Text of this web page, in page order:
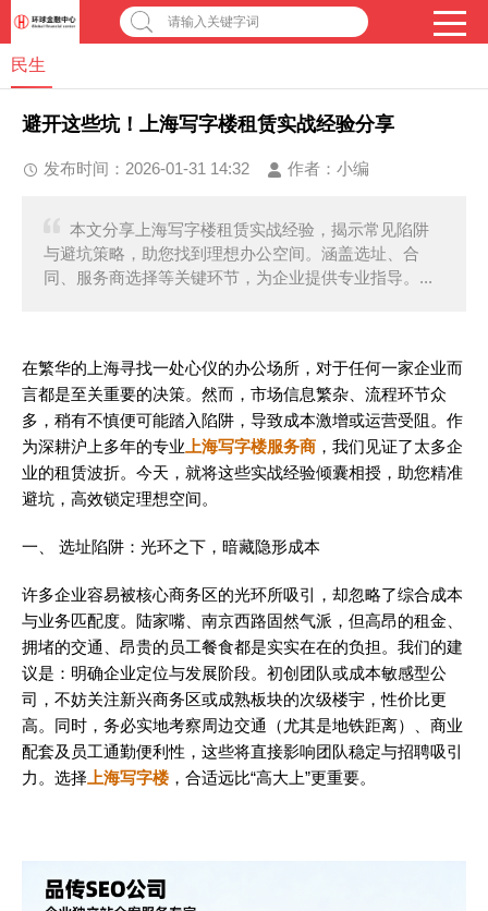
请输入关键字词
民生
避开这些坑！上海写字楼租赁实战经验分享
发布时间：2026-01-31 14:32 作者： 小编
本文分享上海写字楼租赁实战经验，揭示常见陷阱
与避坑策略，助您找到理想办公空间。涵盖选址、合
同、服务商选择等关键环节，为企业提供专业指导。...
在繁华的上海寻找一处心仪的办公场所，对于任何一家企业而
言都是至关重要的决策。然而，市场信息繁杂、流程环节众
多，稍有不慎便可能踏入陷阱，导致成本激增或运营受阻。作
为深耕沪上多年的专业 上海写字楼服务商 ，我们见证了太多企
业的租赁波折。今天，就将这些实战经验倾囊相授，助您精准
避坑，高效锁定理想空间。
一、 选址陷阱：光环之下，暗藏隐形成本
许多企业容易被核心商务区的光环所吸引，却忽略了综合成本
与业务匹配度。陆家嘴、南京西路固然气派，但高昂的租金、
拥堵的交通、昂贵的员工餐食都是实实在在的负担。我们的建
议是：明确企业定位与发展阶段。初创团队或成本敏感型公
司，不妨关注新兴商务区或成熟板块的次级楼宇，性价比更
高。同时，务必实地考察周边交通（尤其是地铁距离）、商业
配套及员工通勤便利性，这些将直接影响团队稳定与招聘吸引
力。选择 上海写字楼 ，合适远比“高大上”更重要。